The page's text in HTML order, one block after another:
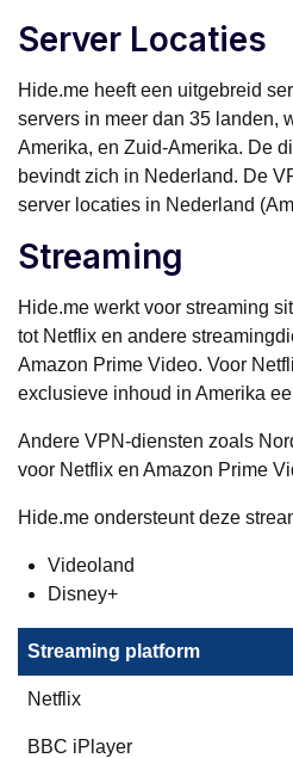
Server Locaties
Hide.me heeft een uitgebreid
servers in meer dan 35 landen,
Amerika, en Zuid-Amerika. De
bevindt zich in Nederland. De
server locaties in Nederland
Streaming
Hide.me werkt voor streaming
tot Netflix en andere
Amazon Prime Video. Voor
exclusieve inhoud in Amerika
Andere VPN-diensten zoals
voor Netflix en Amazon Prime
Hide.me ondersteunt deze
Videoland
Disney+
Streaming platform
Netflix
BBC iPlayer